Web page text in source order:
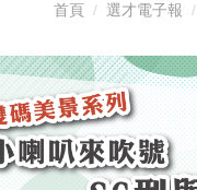
首頁 選才電子報